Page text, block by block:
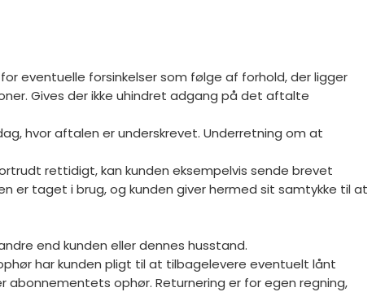
eventuelle forsinkelser som følge af forhold, der ligger
Gives der ikke uhindret adgang på det aftalte
hvor aftalen er underskrevet. Underretning om at
rettidigt, kan kunden eksempelvis sende brevet
taget i brug, og kunden giver hermed sit samtykke til at
end kunden eller dennes husstand.
har kunden pligt til at tilbagelevere eventuelt lånt
ophør. Returnering er for egen regning,